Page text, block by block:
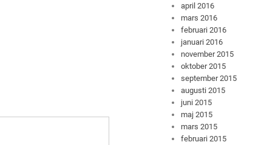
april 2016
mars 2016
februari 2016
januari 2016
november 2015
oktober 2015
september 2015
augusti 2015
juni 2015
maj 2015
mars 2015
februari 2015